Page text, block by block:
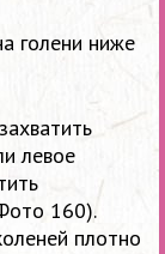
голени ниже
левое
160).
плотно